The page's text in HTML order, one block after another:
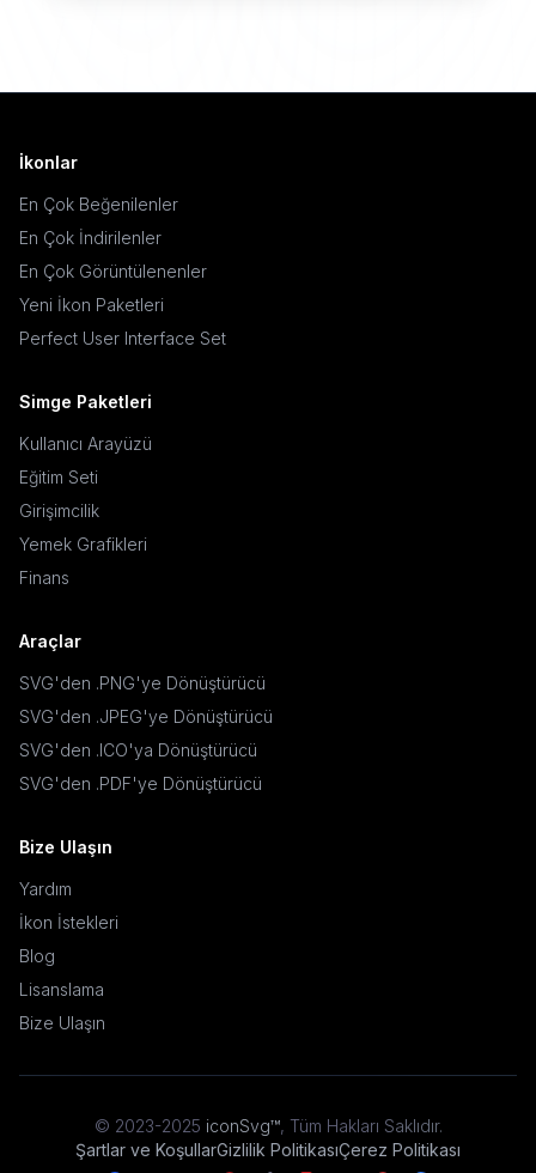
İkonlar
En Çok Beğenilenler
En Çok İndirilenler
En Çok Görüntülenenler
Yeni İkon Paketleri
Perfect User Interface Set
Simge Paketleri
Kullanıcı Arayüzü
Eğitim Seti
Girişimcilik
Yemek Grafikleri
Finans
Araçlar
SVG'den .PNG'ye Dönüştürücü
SVG'den .JPEG'ye Dönüştürücü
SVG'den .ICO'ya Dönüştürücü
SVG'den .PDF'ye Dönüştürücü
Bize Ulaşın
Yardım
İkon İstekleri
Blog
Lisanslama
Bize Ulaşın
© 2023-2025 iconSvg™, Tüm Hakları Saklıdır.
Şartlar ve KoşullarGizlilik PolitikasıÇerez Politikası